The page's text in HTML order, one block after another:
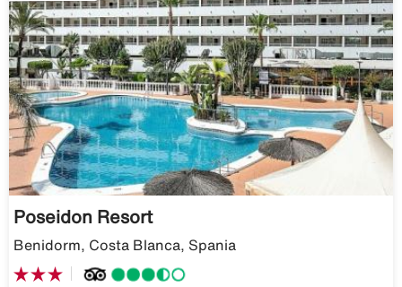
Poseidon Resort
Benidorm, Costa Blanca, Spania